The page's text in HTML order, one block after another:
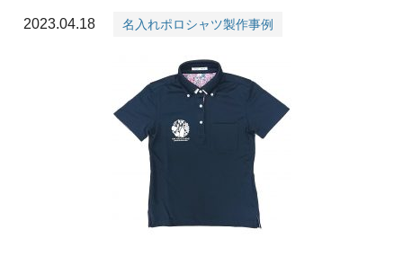
2023.04.18 名入れポロシャツ製作事例